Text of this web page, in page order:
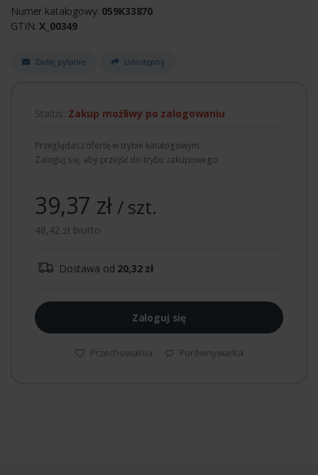
Numer katalogowy: 059K33870
GTIN:X_00349
Zadaj pytanie Udostępnij
Status: Zakup możliwy po zalogowaniu
Przeglądasz ofertę w trybie katalogowym.
Zaloguj się, aby przejść do trybu zakupowego.
39,37 zł/ szt.
48,42 zł brutto
Dostawa od 20,32 zł
Zaloguj się
Przechowalnia Porównywarka